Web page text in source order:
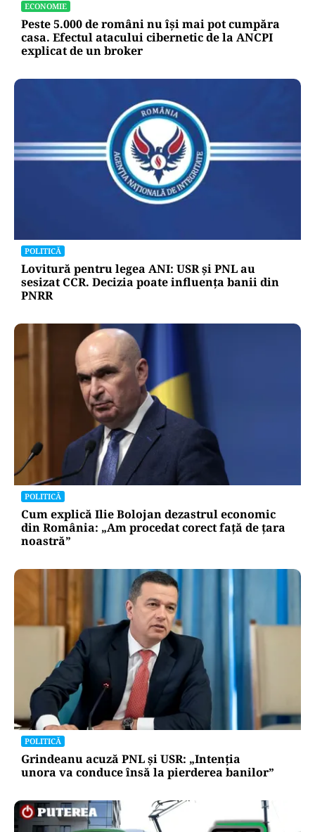
ECONOMIE
Peste 5.000 de români nu își mai pot cumpăra
casa. Efectul atacului cibernetic de la ANCPI
explicat de un broker
POLITICĂ
Lovitură pentru legea ANI: USR și PNL au
sesizat CCR. Decizia poate influența banii din
PNRR
POLITICĂ
Cum explică Ilie Bolojan dezastrul economic
din România: „Am procedat corect față de țara
noastră”
POLITICĂ
Grindeanu acuză PNL și USR: „Intenția
unora va conduce însă la pierderea banilor”